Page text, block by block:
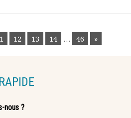
12 13 14 … 46 »
nous ?